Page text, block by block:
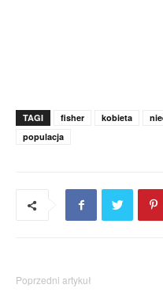
TAGI fisher kobieta
populacja
Poprzedni artykuł